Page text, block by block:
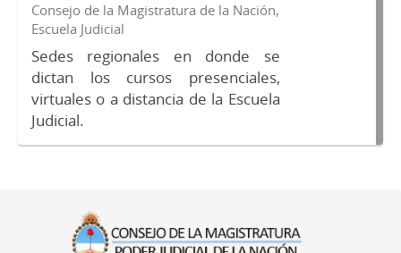
Consejo de la Magistratura de la Nación,
Escuela Judicial
Sedes regionales en donde se
dictan los cursos presenciales,
virtuales o a distancia de la Escuela
Judicial.